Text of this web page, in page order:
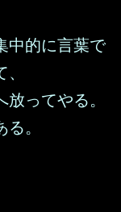
中的に言葉で
ってやる。
。